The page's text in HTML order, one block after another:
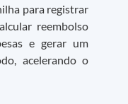
para registrar
reembolso
e gerar um
acelerando o